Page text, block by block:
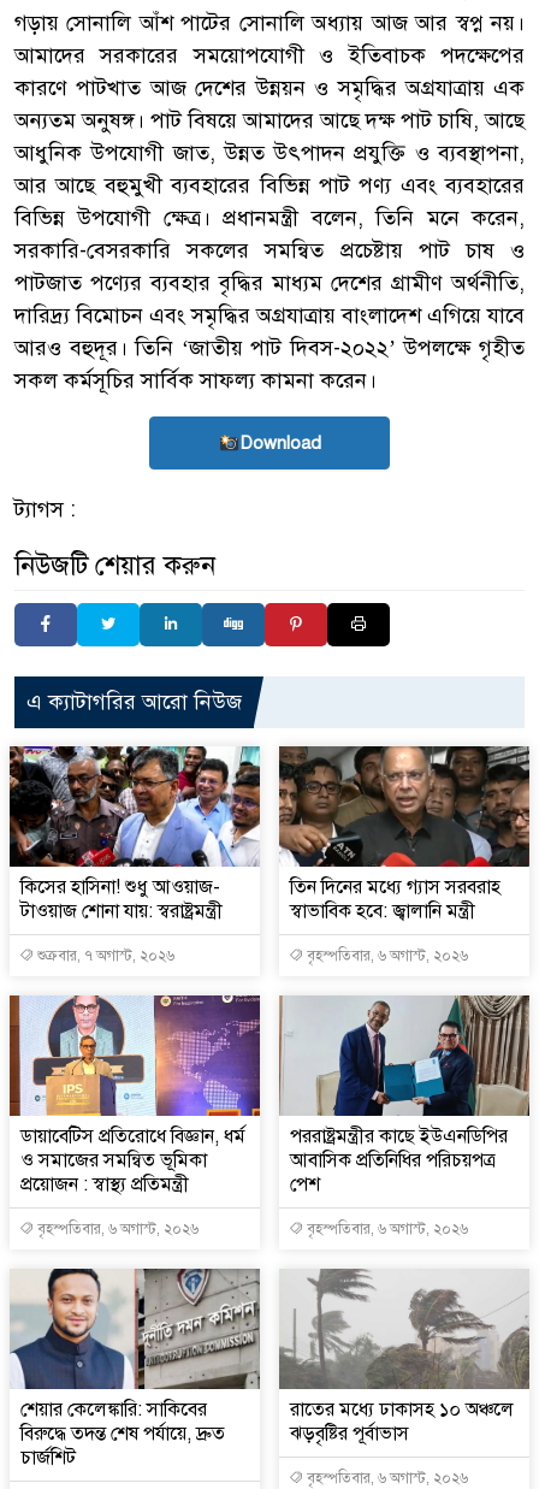
গড়ায় সোনালি আঁশ পাটের সোনালি অধ্যায় আজ আর স্বপ্ন নয়।
আমাদের সরকারের সময়োপযোগী ও ইতিবাচক পদক্ষেপের
কারণে পাটখাত আজ দেশের উন্নয়ন ও সমৃদ্ধির অগ্রযাত্রায় এক
অন্যতম অনুষঙ্গ। পাট বিষয়ে আমাদের আছে দক্ষ পাট চাষি, আছে
আধুনিক উপযোগী জাত, উন্নত উৎপাদন প্রযুক্তি ও ব্যবস্থাপনা,
আর আছে বহুমুখী ব্যবহারের বিভিন্ন পাট পণ্য এবং ব্যবহারের
বিভিন্ন উপযোগী ক্ষেত্র। প্রধানমন্ত্রী বলেন, তিনি মনে করেন,
সরকারি-বেসরকারি সকলের সমন্বিত প্রচেষ্টায় পাট চাষ ও
পাটজাত পণ্যের ব্যবহার বৃদ্ধির মাধ্যম দেশের গ্রামীণ অর্থনীতি,
দারিদ্র্য বিমোচন এবং সমৃদ্ধির অগ্রযাত্রায় বাংলাদেশ এগিয়ে যাবে
আরও বহুদূর। তিনি ‘জাতীয় পাট দিবস-২০২২’ উপলক্ষে গৃহীত
সকল কর্মসূচির সার্বিক সাফল্য কামনা করেন।
Download
ট্যাগস :
নিউজটি শেয়ার করুন
এ ক্যাটাগরির আরো নিউজ
কিসের হাসিনা! শুধু আওয়াজ-
টাওয়াজ শোনা যায়: স্বরাষ্ট্রমন্ত্রী
শুক্রবার, ৭ অগাস্ট, ২০২৬
তিন দিনের মধ্যে গ্যাস সরবরাহ
স্বাভাবিক হবে: জ্বালানি মন্ত্রী
বৃহস্পতিবার, ৬ অগাস্ট, ২০২৬
ডায়াবেটিস প্রতিরোধে বিজ্ঞান, ধর্ম
ও সমাজের সমন্বিত ভূমিকা
প্রয়োজন : স্বাস্থ্য প্রতিমন্ত্রী
বৃহস্পতিবার, ৬ অগাস্ট, ২০২৬
পররাষ্ট্রমন্ত্রীর কা‌ছে ইউএনডিপির
আবাসিক প্রতিনিধির পরিচয়পত্র
পেশ
বৃহস্পতিবার, ৬ অগাস্ট, ২০২৬
শেয়ার কেলেঙ্কারি: সাকিবের
বিরুদ্ধে তদন্ত শেষ পর্যায়ে, দ্রুত
চার্জশিট
রাতের মধ্যে ঢাকাসহ ১০ অঞ্চলে
ঝড়বৃষ্টির পূর্বাভাস
বৃহস্পতিবার, ৬ অগাস্ট, ২০২৬